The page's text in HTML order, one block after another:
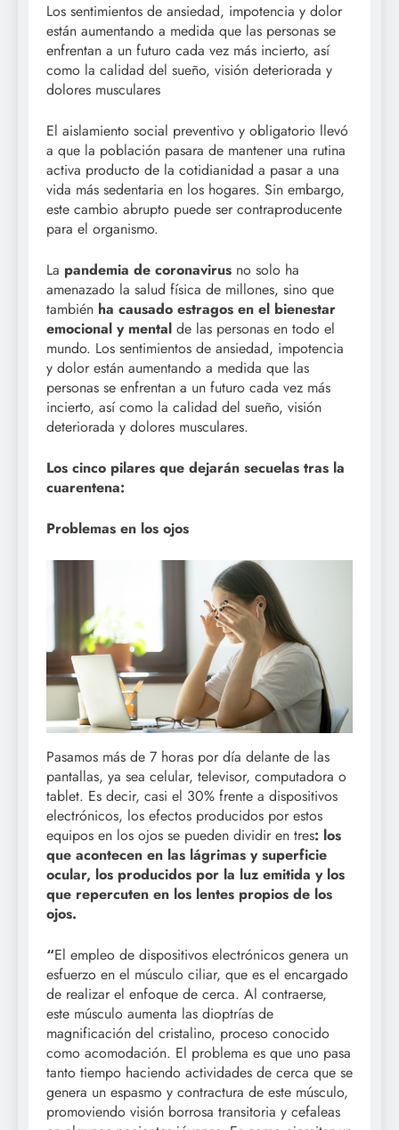
Los sentimientos de ansiedad, impotencia y dolor
están aumentando a medida que las personas se
enfrentan a un futuro cada vez más incierto, así
como la calidad del sueño, visión deteriorada y
dolores musculares
El aislamiento social preventivo y obligatorio llevó
a que la población pasara de mantener una rutina
activa producto de la cotidianidad a pasar a una
vida más sedentaria en los hogares. Sin embargo,
este cambio abrupto puede ser contraproducente
para el organismo.
La pandemia de coronavirus no solo ha
amenazado la salud física de millones, sino que
también ha causado estragos en el bienestar
emocional y mental de las personas en todo el
mundo. Los sentimientos de ansiedad, impotencia
y dolor están aumentando a medida que las
personas se enfrentan a un futuro cada vez más
incierto, así como la calidad del sueño, visión
deteriorada y dolores musculares.
Los cinco pilares que dejarán secuelas tras la
cuarentena:
Problemas en los ojos
Pasamos más de 7 horas por día delante de las
pantallas, ya sea celular, televisor, computadora o
tablet. Es decir, casi el 30% frente a dispositivos
electrónicos, los efectos producidos por estos
equipos en los ojos se pueden dividir en tres: los
que acontecen en las lágrimas y superficie
ocular, los producidos por la luz emitida y los
que repercuten en los lentes propios de los
ojos.
“El empleo de dispositivos electrónicos genera un
esfuerzo en el músculo ciliar, que es el encargado
de realizar el enfoque de cerca. Al contraerse,
este músculo aumenta las dioptrías de
magnificación del cristalino, proceso conocido
como acomodación. El problema es que uno pasa
tanto tiempo haciendo actividades de cerca que se
genera un espasmo y contractura de este músculo,
promoviendo visión borrosa transitoria y cefaleas